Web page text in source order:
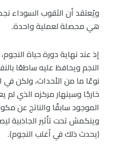
ويُعتقد أن الثقوب السوداء
هي محصلة لعملية واحدة.
إذ عند نهاية دورة حياة
النجم ويحافظ عليه ساطعًا
نوعًا ما من الأحداث، ولكن
خارجًا وسينهار مركزه الذي
الموجود سابقًا والناتج عن
وينكمش تحت تأثير الجاذبية
(يحدث ذلك في أغلب النجوم).